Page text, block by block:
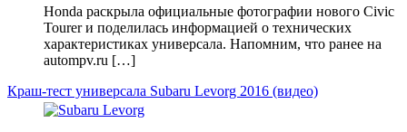
Honda раскрыла официальные фотографии нового Civic
Tourer и поделилась информацией о технических
характеристиках универсала. Напомним, что ранее на
autompv.ru […]
Краш-тест универсала Subaru Levorg 2016 (видео)